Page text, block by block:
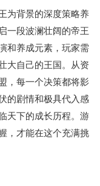
为背景的深度策略养
一段波澜壮阔的帝王
和养成元素，玩家需
大自己的王国。从资
，每一个决策都将影
的剧情和极具代入感
天下的成长历程。游
，才能在这个充满挑